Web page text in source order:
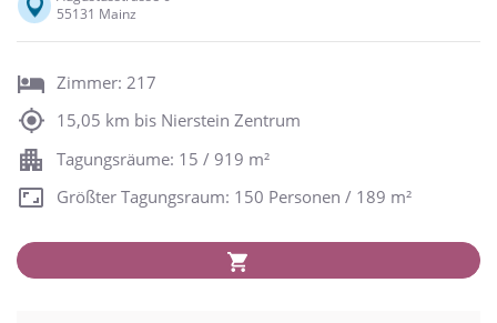
55131 Mainz
Zimmer: 217
15,05 km bis Nierstein Zentrum
Tagungsräume: 15 / 919 m²
Größter Tagungsraum: 150 Personen / 189 m²